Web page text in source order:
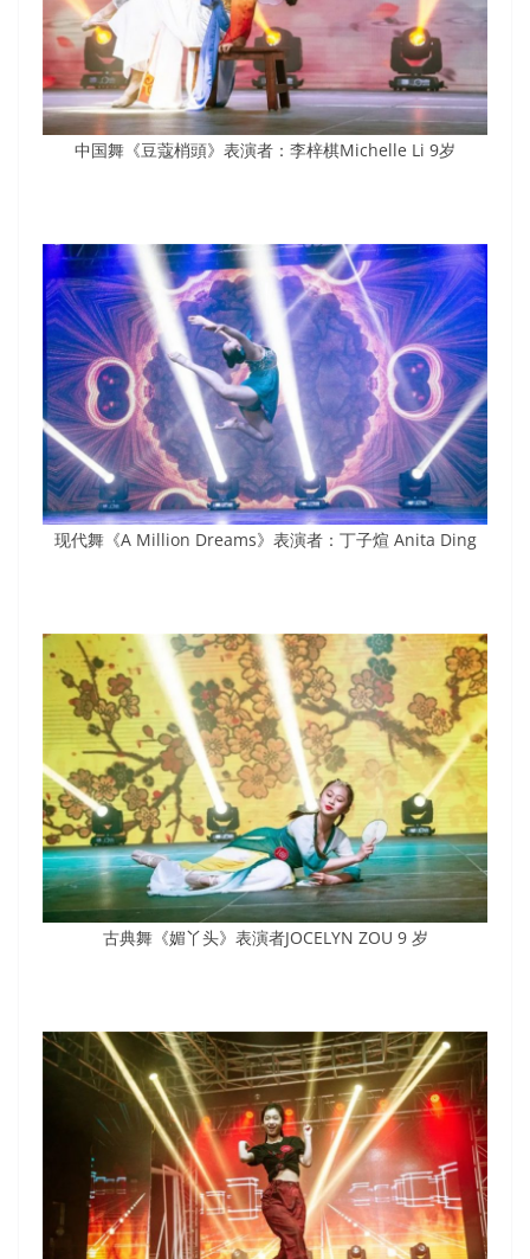
中国舞《豆蔻梢頭》表演者：李梓棋Michelle Li 9岁
现代舞《A Million Dreams》表演者：丁子煊 Anita Ding
古典舞《媚丫头》表演者JOCELYN ZOU 9 岁